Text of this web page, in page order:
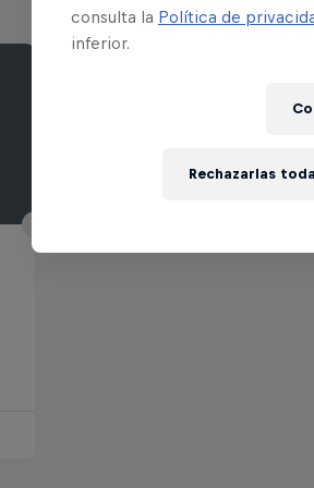
consulta la Política de
inferior.
Rechazarlas